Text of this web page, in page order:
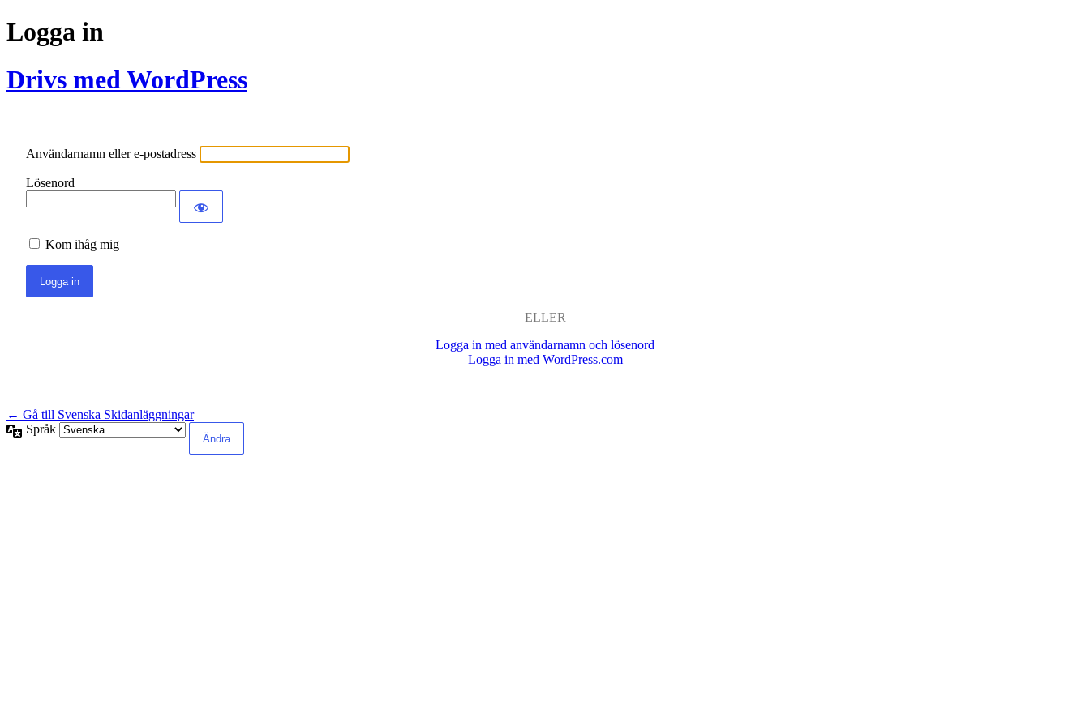
Logga in
Drivs med WordPress
Användarnamn eller e-postadress
Lösenord
Kom ihåg mig
ELLER
Logga in med användarnamn och lösenord
Logga in med WordPress.com
← Gå till Svenska Skidanläggningar
Språk